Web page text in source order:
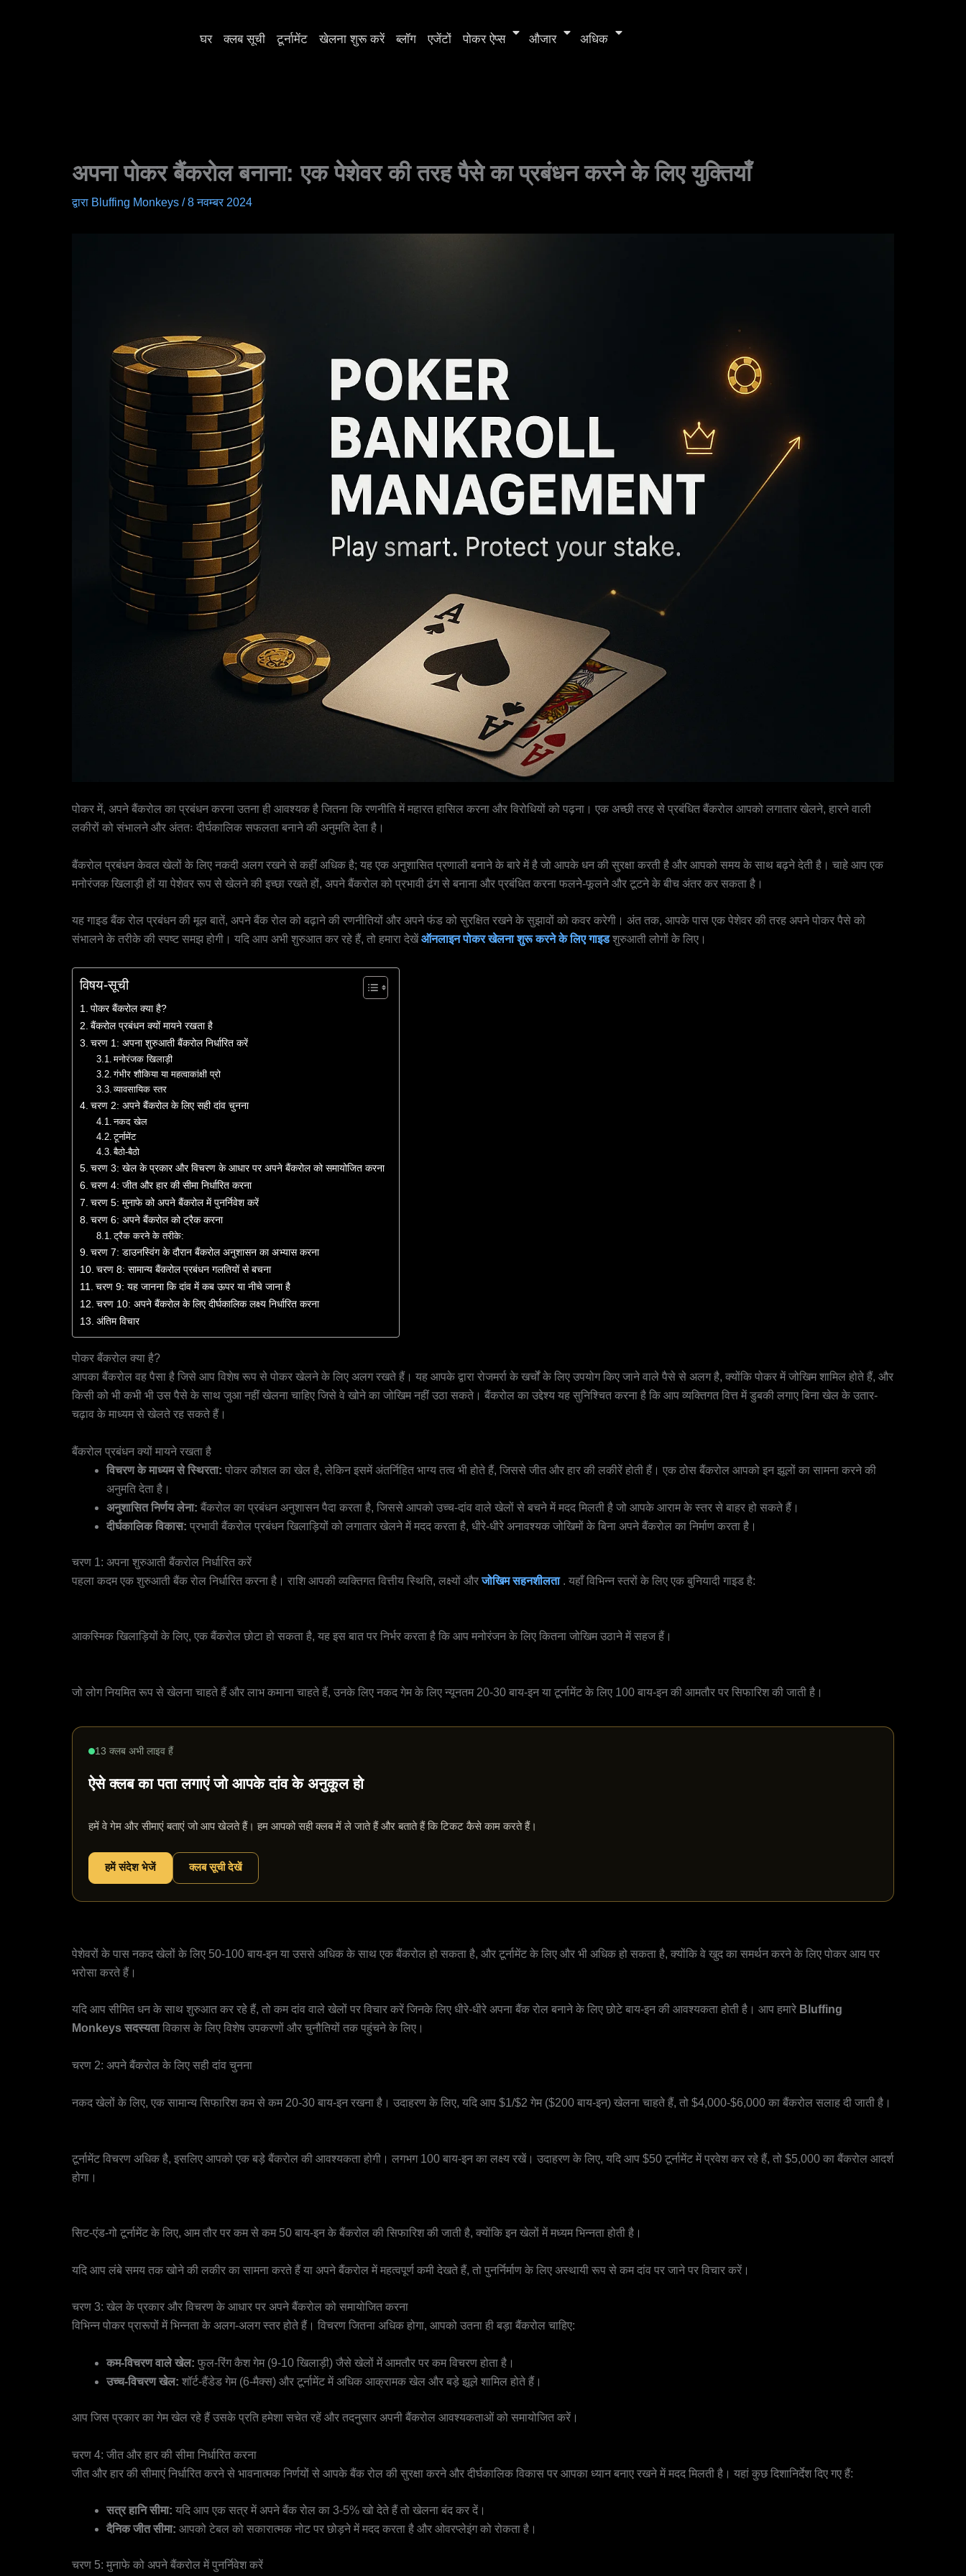
घर क्लब सूची टूर्नामेंट खेलना शुरू करें ब्लॉग एजेंटों पोकर ऐप्स औजार अधिक
अपना पोकर बैंकरोल बनाना: एक पेशेवर की तरह पैसे का प्रबंधन करने के लिए युक्तियाँ
द्वारा Bluffing Monkeys /8 नवम्बर 2024
पोकर में, अपने बैंकरोल का प्रबंधन करना उतना ही आवश्यक है जितना कि रणनीति में महारत हासिल करना और विरोधियों को पढ़ना। एक अच्छी तरह से प्रबंधित बैंकरोल आपको लगातार खेलने, हारने वाली
लकीरों को संभालने और अंततः दीर्घकालिक सफलता बनाने की अनुमति देता है।
बैंकरोल प्रबंधन केवल खेलों के लिए नकदी अलग रखने से कहीं अधिक है; यह एक अनुशासित प्रणाली बनाने के बारे में है जो आपके धन की सुरक्षा करती है और आपको समय के साथ बढ़ने देती है। चाहे आप एक
मनोरंजक खिलाड़ी हों या पेशेवर रूप से खेलने की इच्छा रखते हों, अपने बैंकरोल को प्रभावी ढंग से बनाना और प्रबंधित करना फलने-फूलने और टूटने के बीच अंतर कर सकता है।
यह गाइड बैंक रोल प्रबंधन की मूल बातें, अपने बैंक रोल को बढ़ाने की रणनीतियों और अपने फंड को सुरक्षित रखने के सुझावों को कवर करेगी। अंत तक, आपके पास एक पेशेवर की तरह अपने पोकर पैसे को
संभालने के तरीके की स्पष्ट समझ होगी। यदि आप अभी शुरुआत कर रहे हैं, तो हमारा देखेंऑनलाइन पोकर खेलना शुरू करने के लिए गाइडशुरुआती लोगों के लिए।
विषय-सूची
पोकर बैंकरोल क्या है?
बैंकरोल प्रबंधन क्यों मायने रखता है
चरण 1: अपना शुरुआती बैंकरोल निर्धारित करें
मनोरंजक खिलाड़ी
गंभीर शौकिया या महत्वाकांक्षी प्रो
व्यावसायिक स्तर
चरण 2: अपने बैंकरोल के लिए सही दांव चुनना
नकद खेल
टूर्नामेंट
बैठो-बैठो
चरण 3: खेल के प्रकार और विचरण के आधार पर अपने बैंकरोल को समायोजित करना
चरण 4: जीत और हार की सीमा निर्धारित करना
चरण 5: मुनाफे को अपने बैंकरोल में पुनर्निवेश करें
चरण 6: अपने बैंकरोल को ट्रैक करना
ट्रैक करने के तरीके:
चरण 7: डाउनस्विंग के दौरान बैंकरोल अनुशासन का अभ्यास करना
चरण 8: सामान्य बैंकरोल प्रबंधन गलतियों से बचना
चरण 9: यह जानना कि दांव में कब ऊपर या नीचे जाना है
चरण 10: अपने बैंकरोल के लिए दीर्घकालिक लक्ष्य निर्धारित करना
अंतिम विचार
पोकर बैंकरोल क्या है?
आपका बैंकरोल वह पैसा है जिसे आप विशेष रूप से पोकर खेलने के लिए अलग रखते हैं। यह आपके द्वारा रोजमर्रा के खर्चों के लिए उपयोग किए जाने वाले पैसे से अलग है, क्योंकि पोकर में जोखिम शामिल होते हैं, और
किसी को भी कभी भी उस पैसे के साथ जुआ नहीं खेलना चाहिए जिसे वे खोने का जोखिम नहीं उठा सकते। बैंकरोल का उद्देश्य यह सुनिश्चित करना है कि आप व्यक्तिगत वित्त में डुबकी लगाए बिना खेल के उतार-
चढ़ाव के माध्यम से खेलते रह सकते हैं।
बैंकरोल प्रबंधन क्यों मायने रखता है
विचरण के माध्यम से स्थिरता: पोकर कौशल का खेल है, लेकिन इसमें अंतर्निहित भाग्य तत्व भी होते हैं, जिससे जीत और हार की लकीरें होती हैं। एक ठोस बैंकरोल आपको इन झूलों का सामना करने की
अनुमति देता है।
अनुशासित निर्णय लेना: बैंकरोल का प्रबंधन अनुशासन पैदा करता है, जिससे आपको उच्च-दांव वाले खेलों से बचने में मदद मिलती है जो आपके आराम के स्तर से बाहर हो सकते हैं।
दीर्घकालिक विकास: प्रभावी बैंकरोल प्रबंधन खिलाड़ियों को लगातार खेलने में मदद करता है, धीरे-धीरे अनावश्यक जोखिमों के बिना अपने बैंकरोल का निर्माण करता है।
चरण 1: अपना शुरुआती बैंकरोल निर्धारित करें
पहला कदम एक शुरुआती बैंक रोल निर्धारित करना है। राशि आपकी व्यक्तिगत वित्तीय स्थिति, लक्ष्यों औरजोखिम सहनशीलता . यहाँ विभिन्न स्तरों के लिए एक बुनियादी गाइड है:
आकस्मिक खिलाड़ियों के लिए, एक बैंकरोल छोटा हो सकता है, यह इस बात पर निर्भर करता है कि आप मनोरंजन के लिए कितना जोखिम उठाने में सहज हैं।
जो लोग नियमित रूप से खेलना चाहते हैं और लाभ कमाना चाहते हैं, उनके लिए नकद गेम के लिए न्यूनतम 20-30 बाय-इन या टूर्नामेंट के लिए 100 बाय-इन की आमतौर पर सिफारिश की जाती है।
13 क्लब अभी लाइव हैं
ऐसे क्लब का पता लगाएं जो आपके दांव के अनुकूल हो
हमें वे गेम और सीमाएं बताएं जो आप खेलते हैं। हम आपको सही क्लब में ले जाते हैं और बताते हैं कि टिकट कैसे काम करते हैं।
हमें संदेश भेजें क्लब सूची देखें
पेशेवरों के पास नकद खेलों के लिए 50-100 बाय-इन या उससे अधिक के साथ एक बैंकरोल हो सकता है, और टूर्नामेंट के लिए और भी अधिक हो सकता है, क्योंकि वे खुद का समर्थन करने के लिए पोकर आय पर
भरोसा करते हैं।
यदि आप सीमित धन के साथ शुरुआत कर रहे हैं, तो कम दांव वाले खेलों पर विचार करें जिनके लिए धीरे-धीरे अपना बैंक रोल बनाने के लिए छोटे बाय-इन की आवश्यकता होती है। आप हमारे Bluffing
Monkeys सदस्यताविकास के लिए विशेष उपकरणों और चुनौतियों तक पहुंचने के लिए।
चरण 2: अपने बैंकरोल के लिए सही दांव चुनना
नकद खेलों के लिए, एक सामान्य सिफारिश कम से कम 20-30 बाय-इन रखना है। उदाहरण के लिए, यदि आप $1/$2 गेम ($200 बाय-इन) खेलना चाहते हैं, तो $4,000-$6,000 का बैंकरोल सलाह दी जाती है।
टूर्नामेंट विचरण अधिक है, इसलिए आपको एक बड़े बैंकरोल की आवश्यकता होगी। लगभग 100 बाय-इन का लक्ष्य रखें। उदाहरण के लिए, यदि आप $50 टूर्नामेंट में प्रवेश कर रहे हैं, तो $5,000 का बैंकरोल आदर्श
होगा।
सिट-एंड-गो टूर्नामेंट के लिए, आम तौर पर कम से कम 50 बाय-इन के बैंकरोल की सिफारिश की जाती है, क्योंकि इन खेलों में मध्यम भिन्नता होती है।
यदि आप लंबे समय तक खोने की लकीर का सामना करते हैं या अपने बैंकरोल में महत्वपूर्ण कमी देखते हैं, तो पुनर्निर्माण के लिए अस्थायी रूप से कम दांव पर जाने पर विचार करें।
चरण 3: खेल के प्रकार और विचरण के आधार पर अपने बैंकरोल को समायोजित करना
विभिन्न पोकर प्रारूपों में भिन्नता के अलग-अलग स्तर होते हैं। विचरण जितना अधिक होगा, आपको उतना ही बड़ा बैंकरोल चाहिए:
कम-विचरण वाले खेल: फुल-रिंग कैश गेम (9-10 खिलाड़ी) जैसे खेलों में आमतौर पर कम विचरण होता है।
उच्च-विचरण खेल: शॉर्ट-हैंडेड गेम (6-मैक्स) और टूर्नामेंट में अधिक आक्रामक खेल और बड़े झूले शामिल होते हैं।
आप जिस प्रकार का गेम खेल रहे हैं उसके प्रति हमेशा सचेत रहें और तदनुसार अपनी बैंकरोल आवश्यकताओं को समायोजित करें।
चरण 4: जीत और हार की सीमा निर्धारित करना
जीत और हार की सीमाएं निर्धारित करने से भावनात्मक निर्णयों से आपके बैंक रोल की सुरक्षा करने और दीर्घकालिक विकास पर आपका ध्यान बनाए रखने में मदद मिलती है। यहां कुछ दिशानिर्देश दिए गए हैं:
सत्र हानि सीमा: यदि आप एक सत्र में अपने बैंक रोल का 3-5% खो देते हैं तो खेलना बंद कर दें।
दैनिक जीत सीमा: आपको टेबल को सकारात्मक नोट पर छोड़ने में मदद करता है और ओवरप्लेइंग को रोकता है।
चरण 5: मुनाफे को अपने बैंकरोल में पुनर्निवेश करें